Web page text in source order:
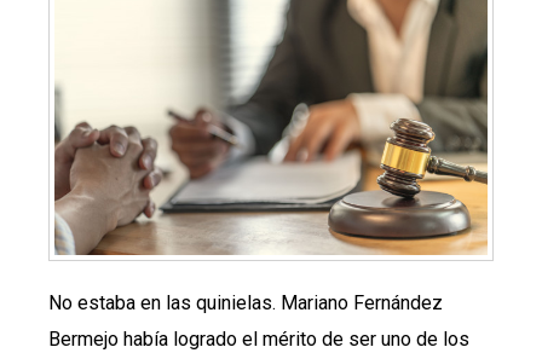
No estaba en las quinielas. Mariano Fernández
Bermejo había logrado el mérito de ser uno de los